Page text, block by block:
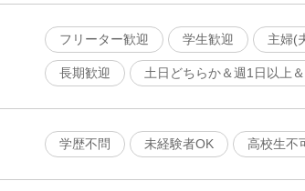
フリーター歓迎
学生歓迎 主婦(
長期歓迎 土日どちらか＆週1日以上
学歴不問
未経験者OK 高校生不